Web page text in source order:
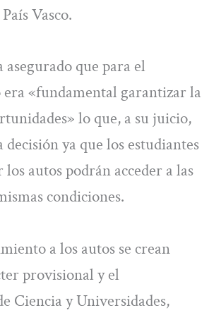
Vasco.
asegurado que para el
era «fundamental garantizar la
lo que, a su juicio,
decisión ya que los estudiantes
autos podrán acceder a las
condiciones.
a los autos se crean
provisional y el
Ciencia y Universidades,